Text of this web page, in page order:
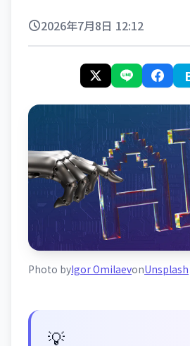
2026年7月8日 12:12
Photo byIgor OmilaevonUnsplash
💡